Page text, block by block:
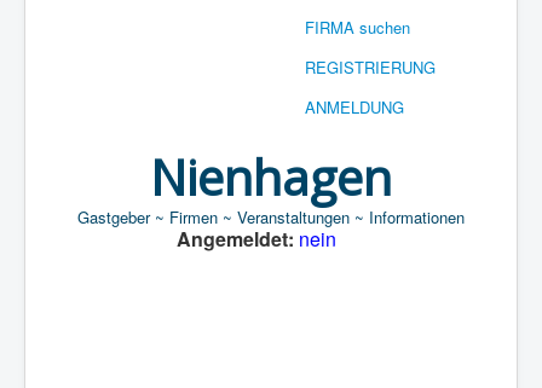
FIRMA suchen
REGISTRIERUNG
ANMELDUNG
Nienhagen
Gastgeber ~ Firmen ~ Veranstaltungen ~ Informationen
Angemeldet: nein